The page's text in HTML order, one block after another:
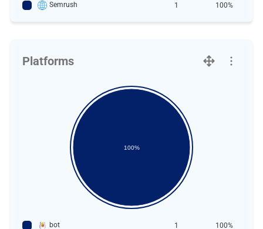
Semrush 1 100%
Platforms
100%
bot 1 100%